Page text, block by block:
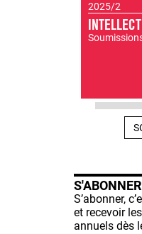
2025/2
S'ABONNER
S’abonner,
et recevoir
annuels dès